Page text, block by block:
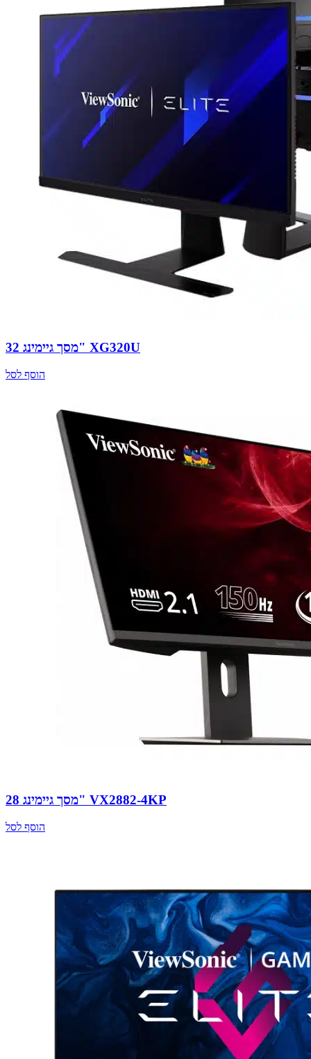
מסך גיימינג 32" XG320U
הוסף לסל
מסך גיימינג 28" VX2882-4KP
הוסף לסל